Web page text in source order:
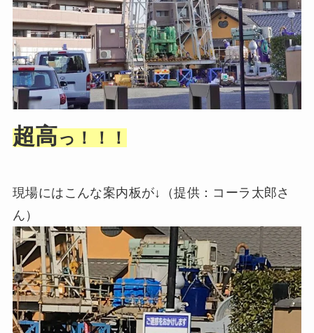
超高っ！！！
現場にはこんな案内板が↓（提供：コーラ太郎さ
ん）